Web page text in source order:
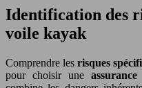
Identification des
voile kayak
Comprendre les risques
pour choisir une